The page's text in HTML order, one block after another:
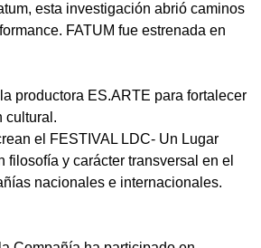
esta investigación abrió caminos
FATUM fue estrenada en
productora ES.ARTE para fortalecer
cultural.
el FESTIVAL LDC- Un Lugar
filosofía y carácter transversal en el
nacionales e internacionales.